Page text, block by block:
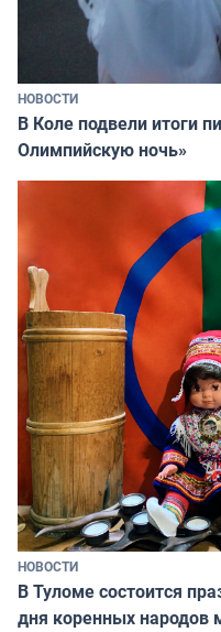
НОВОСТИ
В Коле подвели итоги
Олимпийскую ночь»
НОВОСТИ
В Туломе состоится
дня коренных народов